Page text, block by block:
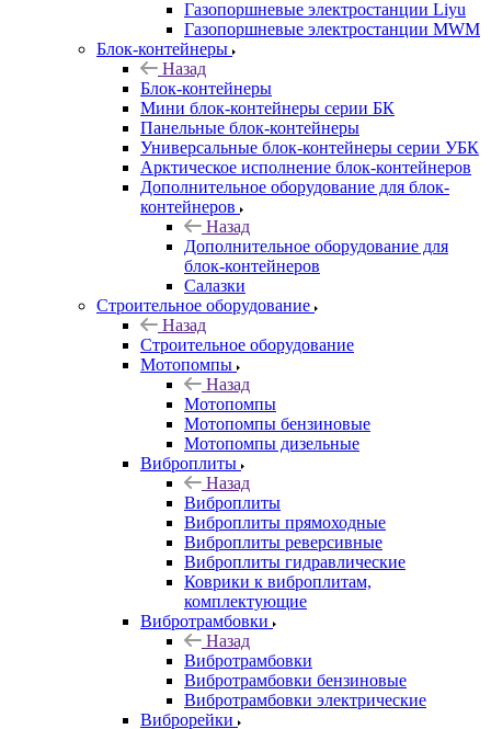
Газопоршневые электростанции Liyu
Газопоршневые электростанции MWM
Блок-контейнеры
Назад
Блок-контейнеры
Мини блок-контейнеры серии БК
Панельные блок-контейнеры
Универсальные блок-контейнеры серии УБК
Арктическое исполнение блок-контейнеров
Дополнительное оборудование для блок-
контейнеров
Назад
Дополнительное оборудование для
блок-контейнеров
Салазки
Строительное оборудование
Назад
Строительное оборудование
Мотопомпы
Назад
Мотопомпы
Мотопомпы бензиновые
Мотопомпы дизельные
Виброплиты
Назад
Виброплиты
Виброплиты прямоходные
Виброплиты реверсивные
Виброплиты гидравлические
Коврики к виброплитам,
комплектующие
Вибротрамбовки
Назад
Вибротрамбовки
Вибротрамбовки бензиновые
Вибротрамбовки электрические
Виброрейки